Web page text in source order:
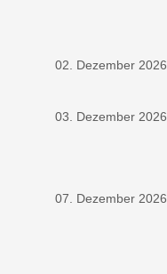
02. Dezember 2026
03. Dezember 2026
07. Dezember 2026